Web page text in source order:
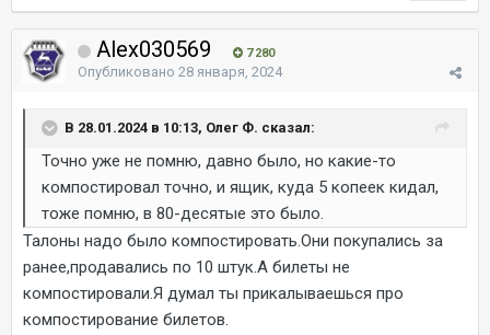
Alex030569 7 280
Опубликовано 28 января, 2024
В 28.01.2024 в 10:13, Олег Ф. сказал:
Точно уже не помню, давно было, но какие-то
компостировал точно, и ящик, куда 5 копеек кидал,
тоже помню, в 80-десятые это было.
Талоны надо было компостировать.Они покупались за
ранее,продавались по 10 штук.А билеты не
компостировали.Я думал ты прикалываешься про
компостирование билетов.